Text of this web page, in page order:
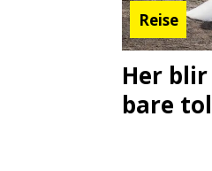
Reise
Her
bare